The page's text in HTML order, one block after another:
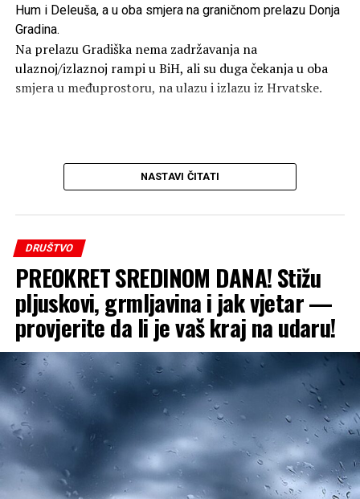
Hum i Deleuša, a u oba smjera na graničnom prelazu Donja
Gradina.
Na prelazu Gradiška nema zadržavanja na
ulaznoj/izlaznoj rampi u BiH, ali su duga čekanja u oba
smjera u međuprostoru, na ulazu i izlazu iz Hrvatske.
NASTAVI ČITATI
DRUŠTVO
PREOKRET SREDINOM DANA! Stižu
pljuskovi, grmljavina i jak vjetar —
provjerite da li je vaš kraj na udaru!